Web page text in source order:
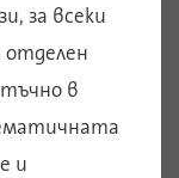
за всеки
в
и